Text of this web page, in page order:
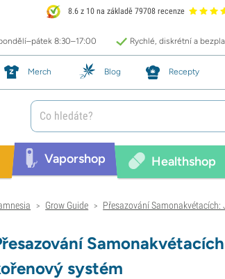
8.6 z 10 na základě 79708 recenze
8:30–17:00 Rychlé, diskrétní a
Merch Blog Recepty
Vaporshop Healthshop
> Grow Guide > Přesazování
systém